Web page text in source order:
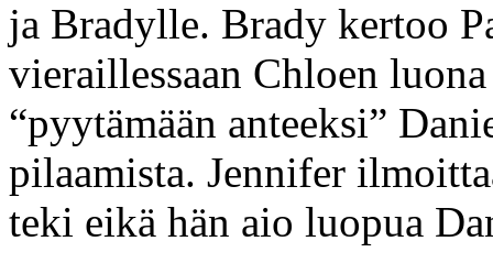
ja Bradylle. Brady kertoo
vieraillessaan Chloen
“pyytämään anteeksi”
pilaamista. Jennifer
teki eikä hän aio luopua